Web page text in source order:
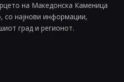
на Македонска Каменица
со најнови информации,
град и регионот.